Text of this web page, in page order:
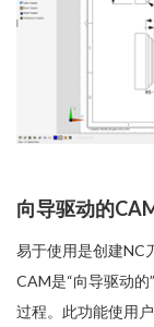
向导驱动的
易于使用是创建NC
CAM是“向导驱动
过程。此功能使用